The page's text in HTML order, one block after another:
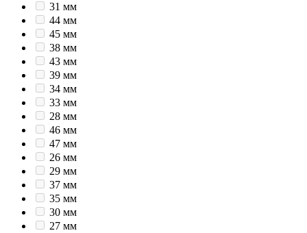
31 мм
44 мм
45 мм
38 мм
43 мм
39 мм
34 мм
33 мм
28 мм
46 мм
47 мм
26 мм
29 мм
37 мм
35 мм
30 мм
27 мм